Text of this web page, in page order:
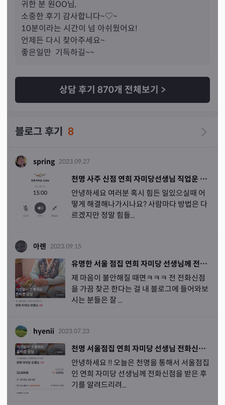
귀한 분 원OO님,
소중한 후기 감사합니다~♡~
10분이라는 시간이 넘 아쉬웠어요!
언제든 다시 찾아주세요~
상담 후기 870개 전체보기 >
블로그 후기 8
spring 2023.09.27
천명 사주 신점 연희 자미당선생님 직업운 후기
안녕하세요 여러분 혹시 힘든 일있으실때 어
떻게 해결해나가시나요? 사람마다 방법은 다
르겠지만 정말 힘들...
아렌 2023.09.15
유명한 서울 점집 연희 자미당 선생님께 전화신점 본 후기
제 마음이 불안해질 때면ㅋㅋㅋ 전 전화신점
을 가끔 찾곤 한다는 걸 내 블로그에 들어와보
시는 분들은 잘 ...
hyenii 2023.07.23
천명 서울점집 연희 자미당 선생님 전화신점으로 사업운
안녕하세요 !! 오늘은 천명을 통해서 서울점집
인 연희 자미당 선생님께 전화신점을 받은 후
기를 알려드리려...